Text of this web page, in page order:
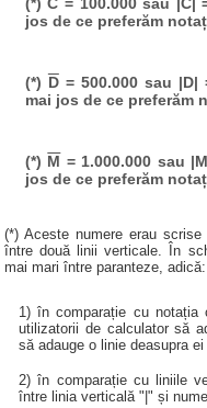
jos de ce preferăm
(*) D= 500.000 sau |D|
mai jos de ce preferăm
(*) M = 1.000.000 sau
jos de ce preferăm
(*) Aceste numere erau
între două linii verticale. În
mai mari între paranteze,
1) în comparație cu notația
utilizatorii de calculator să
să adauge o linie deasupra ei
2) în comparație cu liniile
între linia verticală "|" și